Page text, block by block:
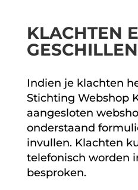
KLACHTEN
GESCHILLEN
Indien je klachten
Stichting Webshop
aangesloten
onderstaand
invullen. Klachten
telefonisch worden
besproken.